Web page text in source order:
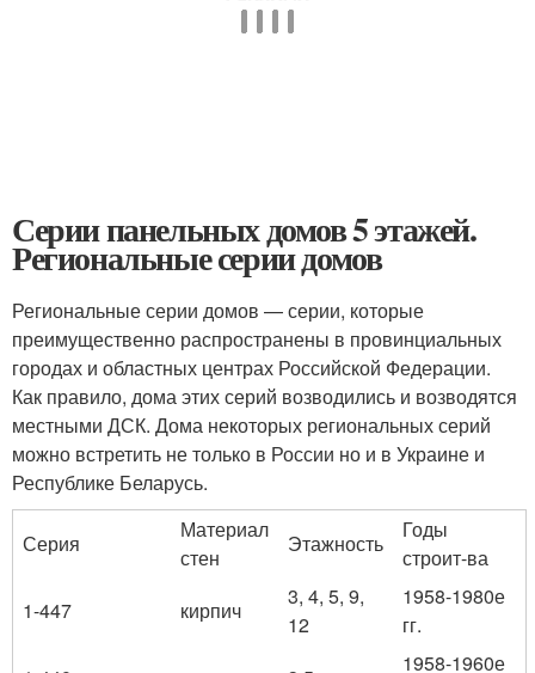
Серии панельных домов 5 этажей.
Региональные серии домов
Региональные серии домов — серии, которые
преимущественно распространены в провинциальных
городах и областных центрах Российской Федерации.
Как правило, дома этих серий возводились и возводятся
местными ДСК. Дома некоторых региональных серий
можно встретить не только в России но и в Украине и
Республике Беларусь.
Серия
Материал
стен
Этажность
Годы
строит-ва
1-447
кирпич
3, 4, 5, 9,
12
1958-1980е
гг.
1958-1960е